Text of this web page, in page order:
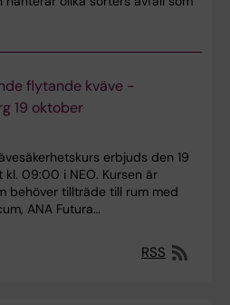
flytande kväve -
19 oktober
erbjuds den 19
09:00 i NEO. Kursen är
behöver tillträde till rum med
ANA Futura…
RSS